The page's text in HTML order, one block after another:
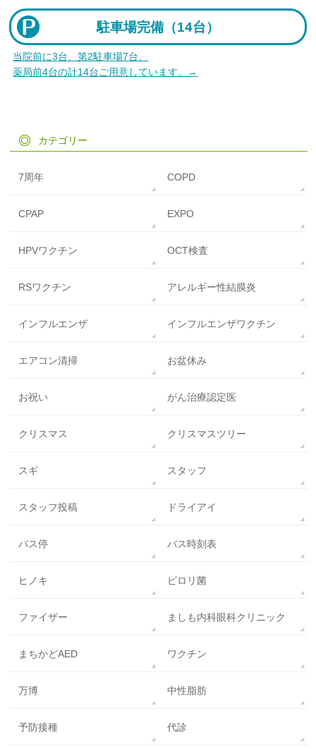
駐車場完備（14台）
当院前に3台、第2駐車場7台、
薬局前4台の計14台ご用意しています。→
カテゴリー
7周年 COPD
CPAP EXPO
HPVワクチン OCT検査
RSワクチン アレルギー性結膜炎
インフルエンザ インフルエンザワクチン
エアコン清掃 お盆休み
お祝い がん治療認定医
クリスマス クリスマスツリー
スギ スタッフ
スタッフ投稿 ドライアイ
バス停 バス時刻表
ヒノキ ピロリ菌
ファイザー ましも内科眼科クリニック
まちかどAED ワクチン
万博 中性脂肪
予防接種 代診